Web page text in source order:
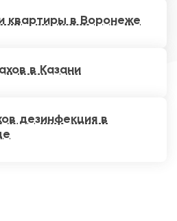
квартиры в Воронеже
в Казани
дезинфекция в